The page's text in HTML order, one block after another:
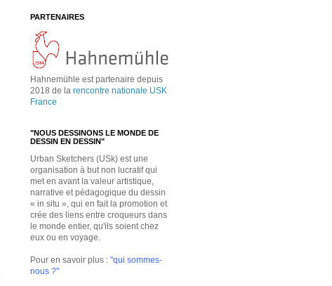
PARTENAIRES
Hahnemühle est partenaire depuis
2018 de la rencontre nationale USK
France
"NOUS DESSINONS LE MONDE DE
DESSIN EN DESSIN"
Urban Sketchers (USk) est une
organisation à but non lucratif qui
met en avant la valeur artistique,
narrative et pédagogique du dessin
« in situ », qui en fait la promotion et
crée des liens entre croqueurs dans
le monde entier, qu'ils soient chez
eux ou en voyage.
Pour en savoir plus : "qui sommes-
nous ?"